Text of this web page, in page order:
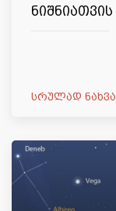
ნიშნიათვის
სრულად ნახვა